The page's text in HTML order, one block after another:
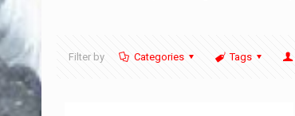
Filter by Categories Tags